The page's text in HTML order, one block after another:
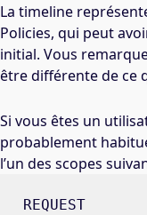
La timeline
Policies, qui peut
initial. Vous
être différente de ce
Si vous êtes un
probablement
l’un des scopes
REQUEST